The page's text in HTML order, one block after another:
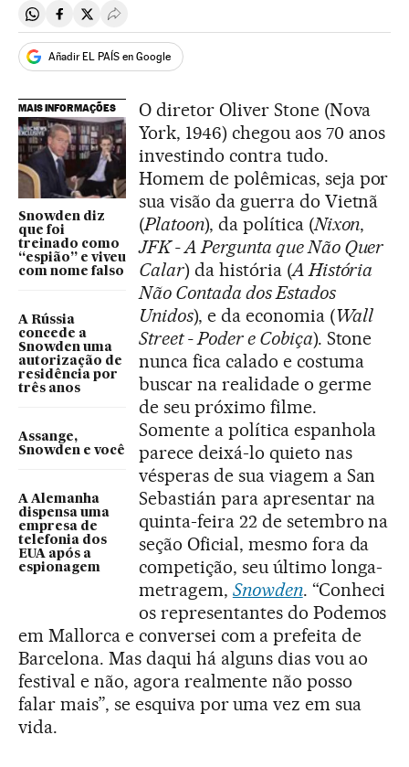
Compartir en Whatsapp
Compartir en Facebook
Compartir en Twitter
Desplegar Redes Sociales
Añadir EL PAÍS en Google
MAIS INFORMAÇÕES
Snowden diz
que foi
treinado como
“espião” e viveu
com nome falso
A Rússia
concede a
Snowden uma
autorização de
residência por
três anos
Assange,
Snowden e você
A Alemanha
dispensa uma
empresa de
telefonia dos
EUA após a
espionagem
O diretor Oliver Stone (Nova
York, 1946) chegou aos 70 anos
investindo contra tudo.
Homem de polêmicas, seja por
sua visão da guerra do Vietnã
(Platoon), da política (Nixon,
JFK - A Pergunta que Não Quer
Calar) da história (A História
Não Contada dos Estados
Unidos), e da economia (Wall
Street - Poder e Cobiça). Stone
nunca fica calado e costuma
buscar na realidade o germe
de seu próximo filme.
Somente a política espanhola
parece deixá-lo quieto nas
vésperas de sua viagem a San
Sebastián para apresentar na
quinta-feira 22 de setembro na
seção Oficial, mesmo fora da
competição, seu último longa-
metragem, Snowden. “Conheci
os representantes do Podemos
em Mallorca e conversei com a prefeita de
Barcelona. Mas daqui há alguns dias vou ao
festival e não, agora realmente não posso
falar mais”, se esquiva por uma vez em sua
vida.